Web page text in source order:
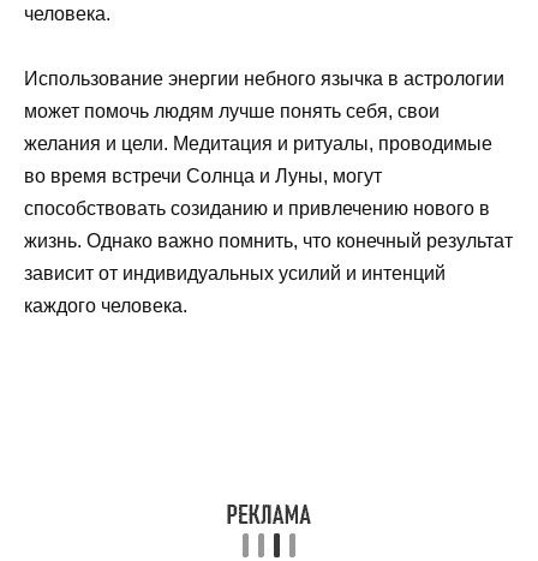
человека.
Использование энергии небного язычка в астрологии
может помочь людям лучше понять себя, свои
желания и цели. Медитация и ритуалы, проводимые
во время встречи Солнца и Луны, могут
способствовать созиданию и привлечению нового в
жизнь. Однако важно помнить, что конечный результат
зависит от индивидуальных усилий и интенций
каждого человека.